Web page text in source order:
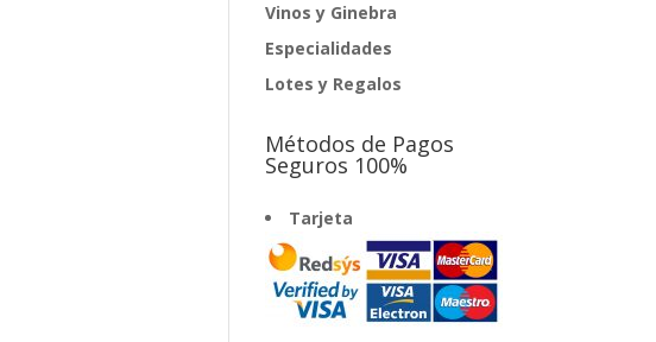
Vinos y Ginebra
Especialidades
Lotes y Regalos
Métodos de Pagos
Seguros 100%
Tarjeta